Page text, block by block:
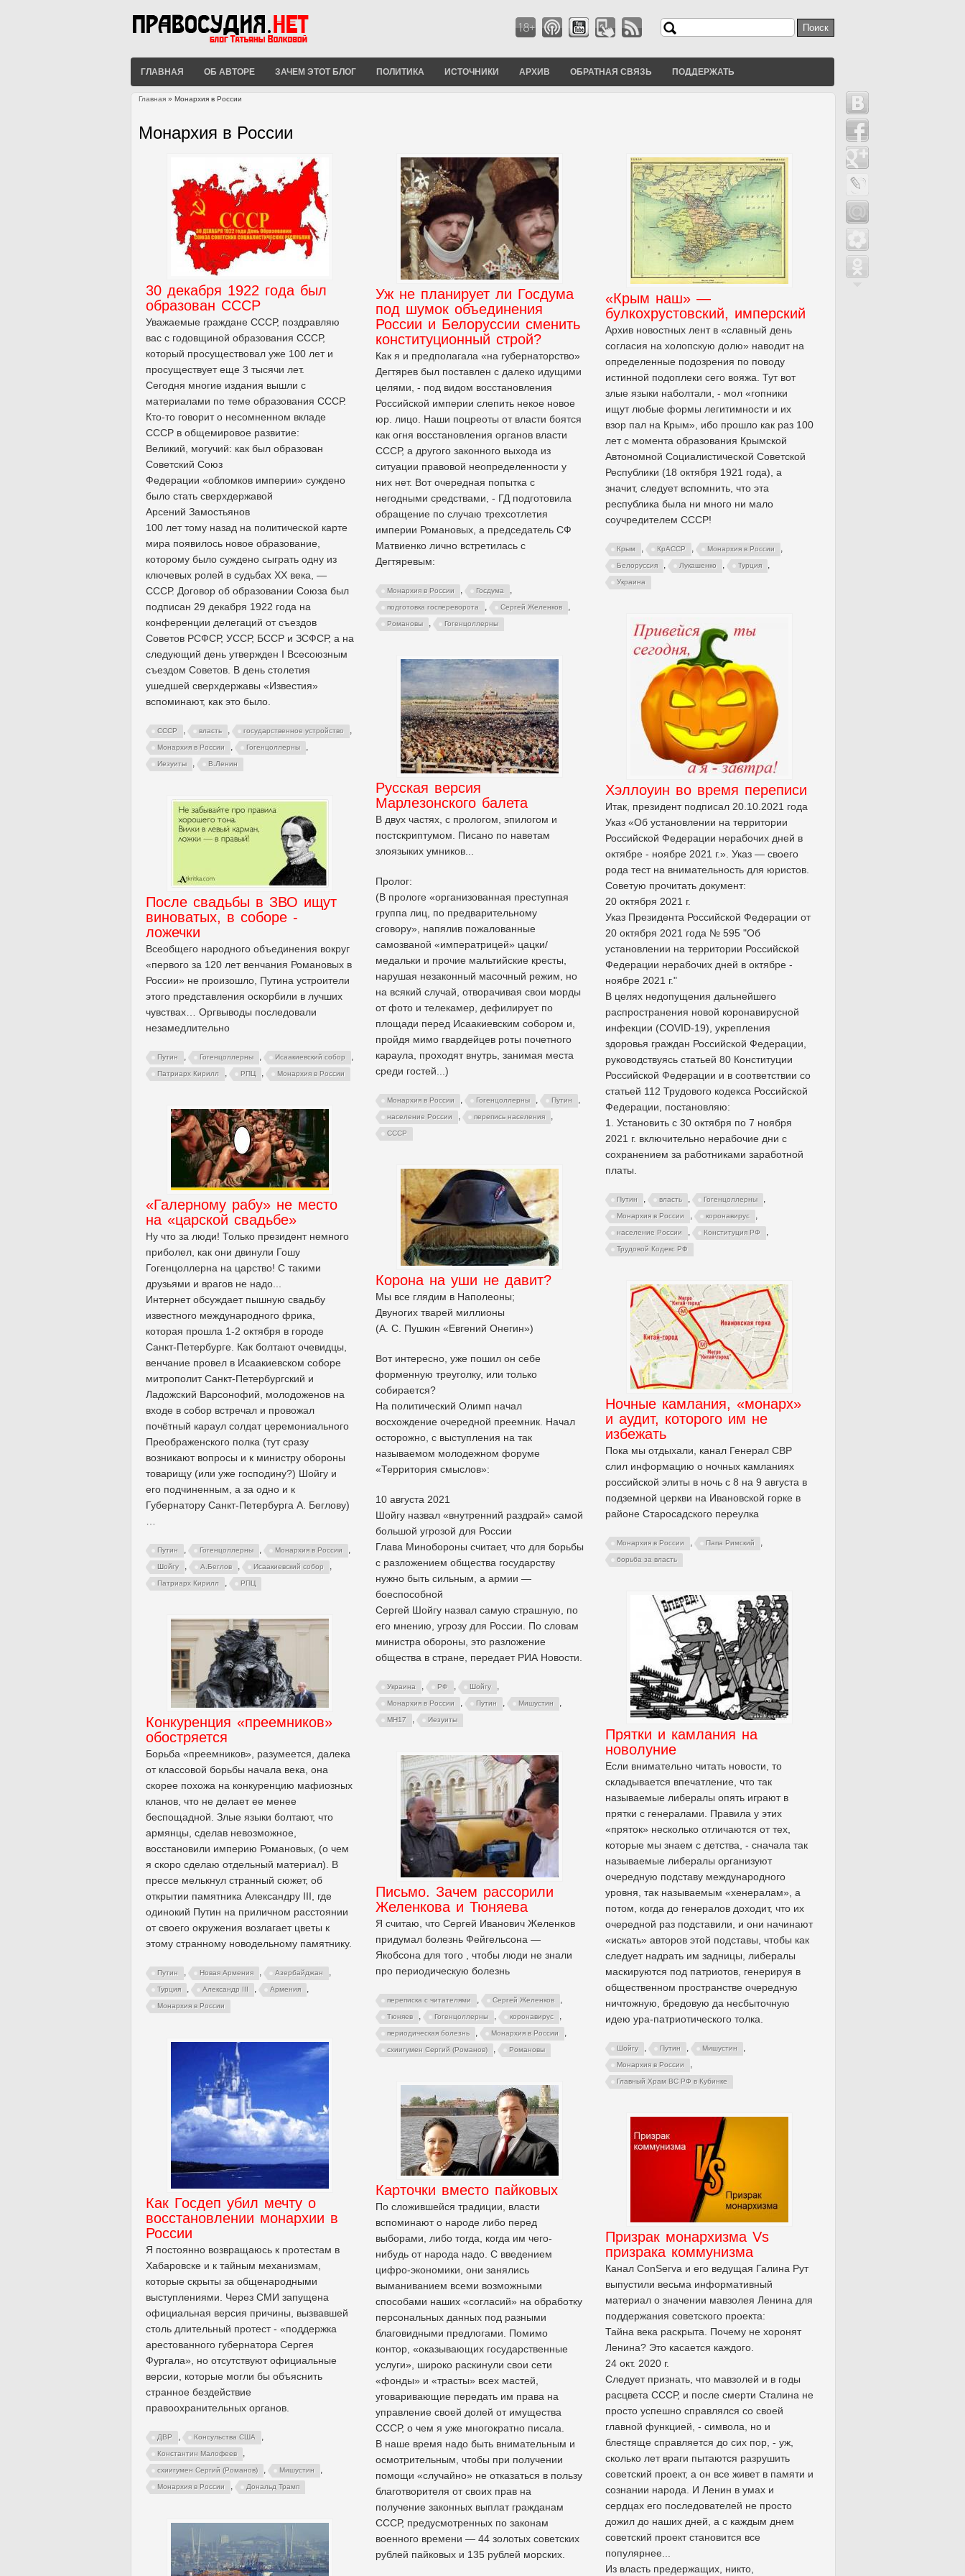
Форма поиска
Поиск
ГЛАВНАЯ ОБ АВТОРЕ ЗАЧЕМ ЭТОТ БЛОГ ПОЛИТИКА ИСТОЧНИКИ АРХИВ ОБРАТНАЯ СВЯЗЬ ПОДДЕРЖАТЬ
Главная » Монархия в России
Монархия в России
30 декабря 1922 года был
образован СССР
Уважаемые граждане СССР, поздравляю
вас с годовщиной образования СССР,
который просуществовал уже 100 лет и
просуществует еще 3 тысячи лет.
Сегодня многие издания вышли с
материалами по теме образования СССР.
Кто-то говорит о несомненном вкладе
СССР в общемировое развитие:
Великий, могучий: как был образован
Советский Союз
Федерации «обломков империи» суждено
было стать сверхдержавой
Арсений Замостьянов
100 лет тому назад на политической карте
мира появилось новое образование,
которому было суждено сыграть одну из
ключевых ролей в судьбах ХХ века, —
СССР. Договор об образовании Союза был
подписан 29 декабря 1922 года на
конференции делегаций от съездов
Советов РСФСР, УССР, БССР и ЗСФСР, а на
следующий день утвержден I Всесоюзным
съездом Советов. В день столетия
ушедшей сверхдержавы «Известия»
вспоминают, как это было.
СССР , власть , государственное устройство ,
Монархия в России , Гогенцоллерны ,
Иезуиты , В.Ленин
Уж не планирует ли Госдума
под шумок объединения
России и Белоруссии сменить
конституционный строй?
Как я и предполагала «на губернаторство»
Дегтярев был поставлен с далеко идущими
целями, - под видом восстановления
Российской империи слепить некое новое
юр. лицо. Наши поцреоты от власти боятся
как огня восстановления органов власти
СССР, а другого законного выхода из
ситуации правовой неопределенности у
них нет. Вот очередная попытка с
негодными средствами, - ГД подготовила
обращение по случаю трехсотлетия
империи Романовых, а председатель СФ
Матвиенко лично встретилась с
Дегтяревым:
Монархия в России , Госдума ,
подготовка госпереворота , Сергей Желенков ,
Романовы , Гогенцоллерны
«Крым наш» —
булкохрустовский, имперский
Архив новостных лент в «славный день
согласия на холопскую долю» наводит на
определенные подозрения по поводу
истинной подоплеки сего вояжа. Тут вот
злые языки наболтали, - мол «гопники
ищут любые формы легитимности и их
взор пал на Крым», ибо прошло как раз 100
лет с момента образования Крымской
Автономной Социалистической Советской
Республики (18 октября 1921 года), а
значит, следует вспомнить, что эта
республика была ни много ни мало
соучредителем СССР!
Крым , КрАССР , Монархия в России ,
Белоруссия , Лукашенко , Турция ,
Украина
Хэллоуин во время переписи
Итак, президент подписал 20.10.2021 года
Указ «Об установлении на территории
Российской Федерации нерабочих дней в
октябре - ноябре 2021 г.». Указ — своего
рода тест на внимательность для юристов.
Советую прочитать документ:
20 октября 2021 г.
Указ Президента Российской Федерации от
20 октября 2021 года № 595 "Об
установлении на территории Российской
Федерации нерабочих дней в октябре -
ноябре 2021 г."
В целях недопущения дальнейшего
распространения новой коронавирусной
инфекции (COVID-19), укрепления
здоровья граждан Российской Федерации,
руководствуясь статьей 80 Конституции
Российской Федерации и в соответствии со
статьей 112 Трудового кодекса Российской
Федерации, постановляю:
1. Установить с 30 октября по 7 ноября
2021 г. включительно нерабочие дни с
сохранением за работниками заработной
платы.
Путин , власть , Гогенцоллерны ,
Монархия в России , коронавирус ,
население России , Конституция РФ ,
Трудовой Кодекс РФ
Русская версия
Марлезонского балета
В двух частях, с прологом, эпилогом и
постскриптумом. Писано по наветам
злоязыких умников...
Пролог:
(В прологе «организованная преступная
группа лиц, по предварительному
сговору», напялив пожалованные
самозваной «императрицей» цацки/
медальки и прочие мальтийские кресты,
нарушая незаконный масочный режим, но
на всякий случай, отворачивая свои морды
от фото и телекамер, дефилирует по
площади перед Исаакиевским собором и,
пройдя мимо гвардейцев роты почетного
караула, проходят внутрь, занимая места
среди гостей...)
Монархия в России , Гогенцоллерны , Путин ,
население России , перепись населения ,
СССР
После свадьбы в ЗВО ищут
виноватых, в соборе -
ложечки
Всеобщего народного объединения вокруг
«первого за 120 лет венчания Романовых в
России» не произошло, Путина устроители
этого представления оскорбили в лучших
чувствах… Оргвыводы последовали
незамедлительно
Путин , Гогенцоллерны , Исаакиевский собор ,
Патриарх Кирилл , РПЦ , Монархия в России
«Галерному рабу» не место
на «царской свадьбе»
Ну что за люди! Только президент немного
приболел, как они двинули Гошу
Гогенцоллерна на царство! С такими
друзьями и врагов не надо...
Интернет обсуждает пышную свадьбу
известного международного фрика,
которая прошла 1-2 октября в городе
Санкт-Петербурге. Как болтают очевидцы,
венчание провел в Исаакиевском соборе
митрополит Санкт-Петербургский и
Ладожский Варсонофий, молодоженов на
входе в собор встречал и провожал
почётный караул солдат церемониального
Преображенского полка (тут сразу
возникают вопросы и к министру обороны
товарищу (или уже господину?) Шойгу и
его подчиненным, а за одно и к
Губернатору Санкт-Петербурга А. Беглову)
Путин , Гогенцоллерны , Монархия в России ,
Шойгу , А.Беглов , Исаакиевский собор ,
Патриарх Кирилл , РПЦ
Корона на уши не давит?
Мы все глядим в Наполеоны;
Двуногих тварей миллионы
(А. С. Пушкин «Евгений Онегин»)
Вот интересно, уже пошил он себе
форменную треуголку, или только
собирается?
На политический Олимп начал
восхождение очередной преемник. Начал
осторожно, с выступления на так
называемом молодежном форуме
«Территория смыслов»:
10 августа 2021
Шойгу назвал «внутренний раздрай» самой
большой угрозой для России
Глава Минобороны считает, что для борьбы
с разложением общества государству
нужно быть сильным, а армии —
боеспособной
Сергей Шойгу назвал самую страшную, по
его мнению, угрозу для России. По словам
министра обороны, это разложение
общества в стране, передает РИА Новости.
Украина , РФ , Шойгу ,
Монархия в России , Путин , Мишустин ,
MH17 , Иезуиты
Ночные камлания, «монарх»
и аудит, которого им не
избежать
Пока мы отдыхали, канал Генерал СВР
слил информацию о ночных камланиях
российской элиты в ночь с 8 на 9 августа в
подземной церкви на Ивановской горке в
районе Старосадского переулка
Монархия в России , Папа Римский ,
борьба за власть
Прятки и камлания на
новолуние
Если внимательно читать новости, то
складывается впечатление, что так
называемые либералы опять играют в
прятки с генералами. Правила у этих
«пряток» несколько отличаются от тех,
которые мы знаем с детства, - сначала так
называемые либералы организуют
очередную подставу международного
уровня, так называемым «хенералам», а
потом, когда до генералов доходит, что их
очередной раз подставили, и они начинают
«искать» авторов этой подставы, чтобы как
следует надрать им задницы, либералы
маскируются под патриотов, генерируя в
общественном пространстве очередную
ничтожную, бредовую да несбыточную
идею ура-патриотического толка.
Шойгу , Путин , Мишустин ,
Монархия в России ,
Главный Храм ВС РФ в Кубинке
Конкуренция «преемников»
обостряется
Борьба «преемников», разумеется, далека
от классовой борьбы начала века, она
скорее похожа на конкуренцию мафиозных
кланов, что не делает ее менее
беспощадной. Злые языки болтают, что
армянцы, сделав невозможное,
восстановили империю Романовых, (о чем
я скоро сделаю отдельный материал). В
прессе мелькнул странный сюжет, об
открытии памятника Александру III, где
одинокий Путин на приличном расстоянии
от своего окружения возлагает цветы к
этому странному новодельному памятнику.
Путин , Новая Армения , Азербайджан ,
Турция , Александр III , Армения ,
Монархия в России
Письмо. Зачем рассорили
Желенкова и Тюняева
Я считаю, что Сергей Иванович Желенков
придумал болезнь Фейгельсона —
Якобсона для того , чтобы люди не знали
про периодическую болезнь
переписка с читателями , Сергей Желенков ,
Тюняев , Гогенцоллерны , коронавирус ,
периодическая болезнь , Монархия в России ,
схиигумен Сергий (Романов) , Романовы
Как Госдеп убил мечту о
восстановлении монархии в
России
Я постоянно возвращаюсь к протестам в
Хабаровске и к тайным механизмам,
которые скрыты за общенародными
выступлениями. Через СМИ запущена
официальная версия причины, вызвавшей
столь длительный протест - «поддержка
арестованного губернатора Сергея
Фургала», но отсутствуют официальные
версии, которые могли бы объяснить
странное бездействие
правоохранительных органов.
ДВР , Консульства США ,
Константин Малофеев ,
схиигумен Сергий (Романов) , Мишустин ,
Монархия в России , Дональд Трамп
Карточки вместо пайковых
По сложившейся традиции, власти
вспоминают о народе либо перед
выборами, либо тогда, когда им чего-
нибудь от народа надо. С введением
цифро-экономики, они занялись
выманиванием всеми возможными
способами наших «согласий» на обработку
персональных данных под разными
благовидными предлогами. Помимо
контор, «оказывающих государственные
услуги», широко раскинули свои сети
«фонды» и «трасты» всех мастей,
уговаривающие передать им права на
управление своей долей от имущества
СССР, о чем я уже многократно писала.
В наше время надо быть внимательным и
осмотрительным, чтобы при получении
помощи «случайно» не отказаться в пользу
благотворителя от своих прав на
получение законных выплат гражданам
СССР, предусмотренных по законам
военного времени — 44 золотых советских
рублей пайковых и 135 рублей морских.
Призрак монархизма Vs
призрака коммунизма
Канал ConServa и его ведущая Галина Рут
выпустили весьма информативный
материал о значении мавзолея Ленина для
поддержания советского проекта:
Тайна века раскрыта. Почему не хоронят
Ленина? Это касается каждого.
24 окт. 2020 г.
Следует признать, что мавзолей и в годы
расцвета СССР, и после смерти Сталина не
просто успешно справлялся со своей
главной функцией, - символа, но и
блестяще справляется до сих пор, - уж,
сколько лет враги пытаются разрушить
советский проект, а он все живет в памяти и
сознании народа. И Ленин в умах и
сердцах его последователей не просто
дожил до наших дней, а с каждым днем
советский проект становится все
популярнее...
Из власть предержащих, никто,